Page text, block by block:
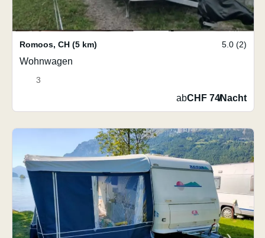
Romoos, CH (5 km) 5.0 (2)
Wohnwagen
3
abCHF 74/Nacht